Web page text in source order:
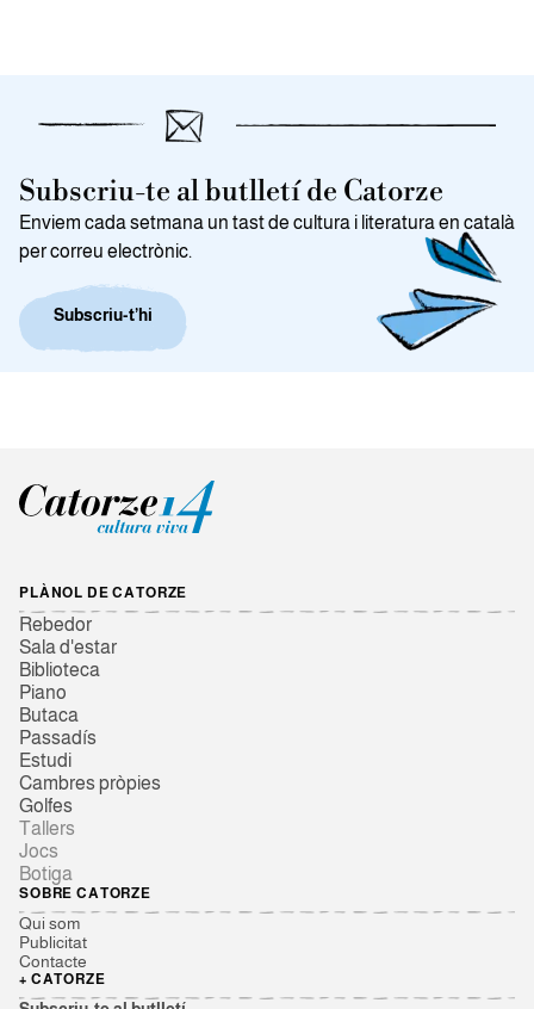
Subscriu-te al butlletí de Catorze
Enviem cada setmana un tast de cultura i literatura en català
per correu electrònic.
Subscriu-t’hi
PLÀNOL DE CATORZE
Rebedor
Sala d'estar
Biblioteca
Piano
Butaca
Passadís
Estudi
Cambres pròpies
Golfes
Tallers
Jocs
Botiga
SOBRE CATORZE
Qui som
Publicitat
Contacte
+ CATORZE